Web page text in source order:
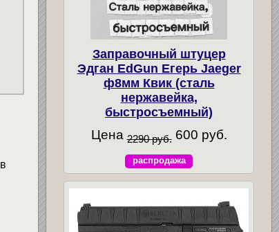
Заправочный штуцер
Эдган EdGun Егерь Jaeger
ф8мм Квик (сталь
нержавейка,
быстросъемный)
Цена 2290 руб. 600 руб.
распродажа